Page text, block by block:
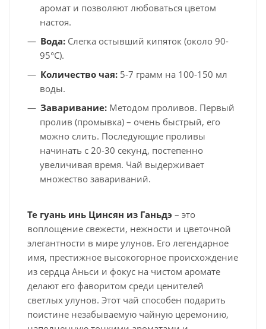
аромат и позволяют любоваться цветом
настоя.
Вода: Слегка остывший кипяток (около 90-
95°C).
Количество чая: 5-7 грамм на 100-150 мл
воды.
Заваривание: Методом проливов. Первый
пролив (промывка) – очень быстрый, его
можно слить. Последующие проливы
начинать с 20-30 секунд, постепенно
увеличивая время. Чай выдерживает
множество завариваний.
Те гуань инь Цинсян из Ганьдэ – это
воплощение свежести, нежности и цветочной
элегантности в мире улунов. Его легендарное
имя, престижное высокогорное происхождение
из сердца Аньси и фокус на чистом аромате
делают его фаворитом среди ценителей
светлых улунов. Этот чай способен подарить
поистине незабываемую чайную церемонию,